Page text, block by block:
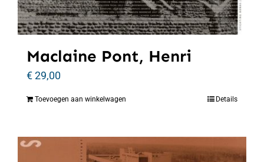
Maclaine Pont, Henri
€29,00
Toevoegen aan winkelwagen Details